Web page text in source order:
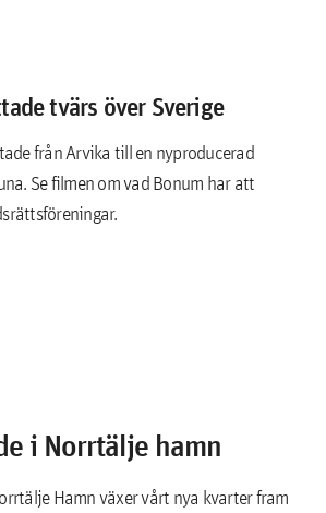
tvärs över Sverige
från Arvika till en nyproducerad
Se filmen om vad Bonum har att
i Norrtälje hamn
Hamn växer vårt nya kvarter fram